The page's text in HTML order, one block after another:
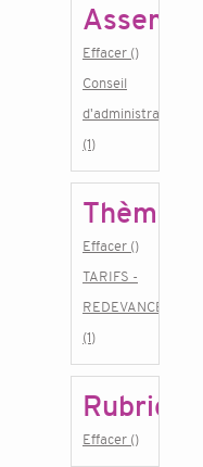
Effacer ()
Conseil
d'administration
(1)
Thème
Effacer ()
TARIFS -
REDEVANCES
(1)
Rubrique
Effacer ()